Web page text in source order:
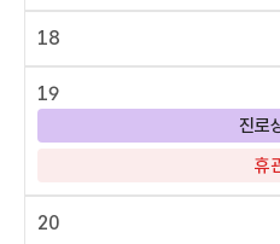
18
19
진로
휴
20